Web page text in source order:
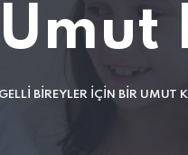
BIREYLER İÇIN BIR UMUT